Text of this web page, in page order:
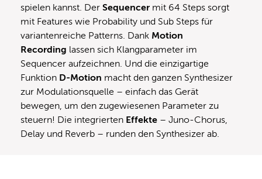
spielen kannst. Der Sequencer mit 64 Steps sorgt
mit Features wie Probability und Sub Steps für
variantenreiche Patterns. Dank Motion
Recording lassen sich Klangparameter im
Sequencer aufzeichnen. Und die einzigartige
Funktion D-Motion macht den ganzen Synthesizer
zur Modulationsquelle – einfach das Gerät
bewegen, um den zugewiesenen Parameter zu
steuern! Die integrierten Effekte – Juno-Chorus,
Delay und Reverb – runden den Synthesizer ab.